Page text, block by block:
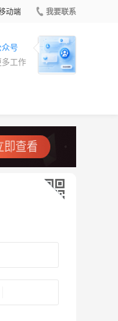
动端 我要联系
号
多工作